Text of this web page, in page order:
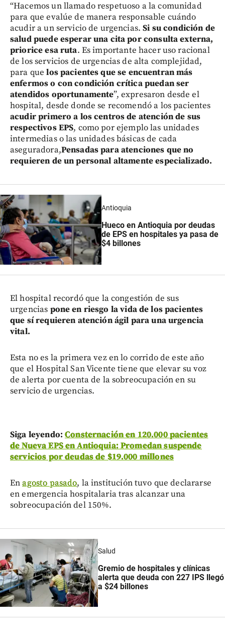
“Hacemos un llamado respetuoso a la comunidad
para que evalúe de manera responsable cuándo
acudir a un servicio de urgencias.Si su condición de
salud puede esperar una cita por consulta externa,
priorice esa ruta. Es importante hacer uso racional
de los servicios de urgencias de alta complejidad,
para quelos pacientes que se encuentran más
enfermos o con condición crítica puedan ser
atendidos oportunamente”, expresaron desde el
hospital, desde donde se recomendó a los pacientes
acudir primero a los centros de atención de sus
respectivos EPS, como por ejemplo las unidades
intermedias o las unidades básicas de cada
aseguradora,Pensadas para atenciones que no
requieren de un personal altamente especializado.
Antioquia
Hueco en Antioquia por deudas
de EPS en hospitales ya pasa de
$4 billones
El hospital recordó que la congestión de sus
urgencias pone en riesgo la vida de los pacientes
que sí requieren atención ágil para una urgencia
vital.
Esta no es la primera vez en lo corrido de este año
que el Hospital San Vicente tiene que elevar su voz
de alerta por cuenta de la sobreocupación en su
servicio de urgencias.
Siga leyendo:Consternación en 120.000 pacientes
de Nueva EPS en Antioquia: Promedan suspende
servicios por deudas de $19.000 millones
Enagosto pasado, la institución tuvo que declararse
en emergencia hospitalaria tras alcanzar una
sobreocupación del 150%.
Salud
Gremio de hospitales y clínicas
alerta que deuda con 227 IPS llegó
a $24 billones